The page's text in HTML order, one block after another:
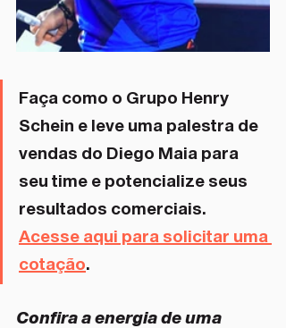
Faça como o Grupo Henry
Schein e leve uma palestra de
vendas do Diego Maia para
seu time e potencialize seus
resultados comerciais.
Acesse aqui para solicitar uma
cotação.
Confira a energia de uma